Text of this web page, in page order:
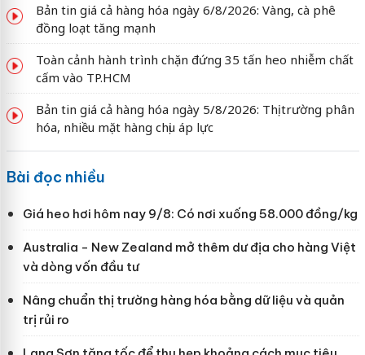
Bản tin giá cả hàng hóa ngày 6/8/2026: Vàng, cà phê
đồng loạt tăng mạnh
Toàn cảnh hành trình chặn đứng 35 tấn heo nhiễm chất
cấm vào TP.HCM
Bản tin giá cả hàng hóa ngày 5/8/2026: Thị trường phân
hóa, nhiều mặt hàng chịu áp lực
Bài đọc nhiều
Giá heo hơi hôm nay 9/8: Có nơi xuống 58.000 đồng/kg
Australia - New Zealand mở thêm dư địa cho hàng Việt
và dòng vốn đầu tư
Nâng chuẩn thị trường hàng hóa bằng dữ liệu và quản
trị rủi ro